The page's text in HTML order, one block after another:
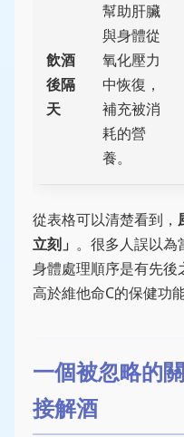
飲酒
後隔
天
幫助肝臟
與身體從
氧化壓力
中恢復，
補充被消
耗的營
養。
從表格可以清楚看到，
立刻」 。很多人誤以為
身體處理順序是有先後
高於維他命C的保健功能
一個被忽略的
接解酒